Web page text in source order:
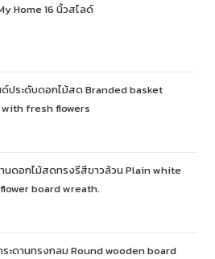
Home 16 นิ้วสไลด์
ด์ประดับดอกไม้สด Branded basket
fresh flowers
นดอกไม้สดทรงรีสีขาวล้วน Plain white
board wreath.
ะดานทรงกลม Round wooden board